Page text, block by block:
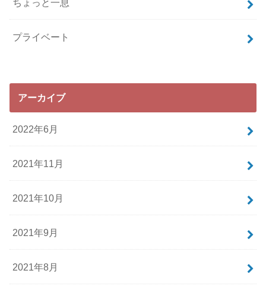
ちょっと一息
プライベート
アーカイブ
2022年6月
2021年11月
2021年10月
2021年9月
2021年8月